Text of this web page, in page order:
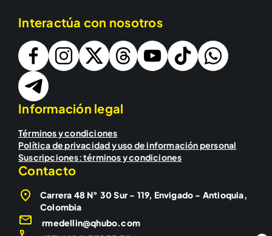
Interactúa con nosotros
Información legal
Términos y condiciones
Política de privacidad y uso de información personal
Suscripciones: términos y condiciones
Contacto
Carrera 48 N° 30 Sur - 119, Envigado - Antioquia,
Colombia
rmedellin@qhubo.com